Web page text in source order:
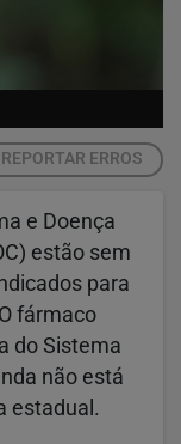
REPORTAR ERROS
e Doença
estão sem
para
fármaco
do Sistema
não está
estadual.